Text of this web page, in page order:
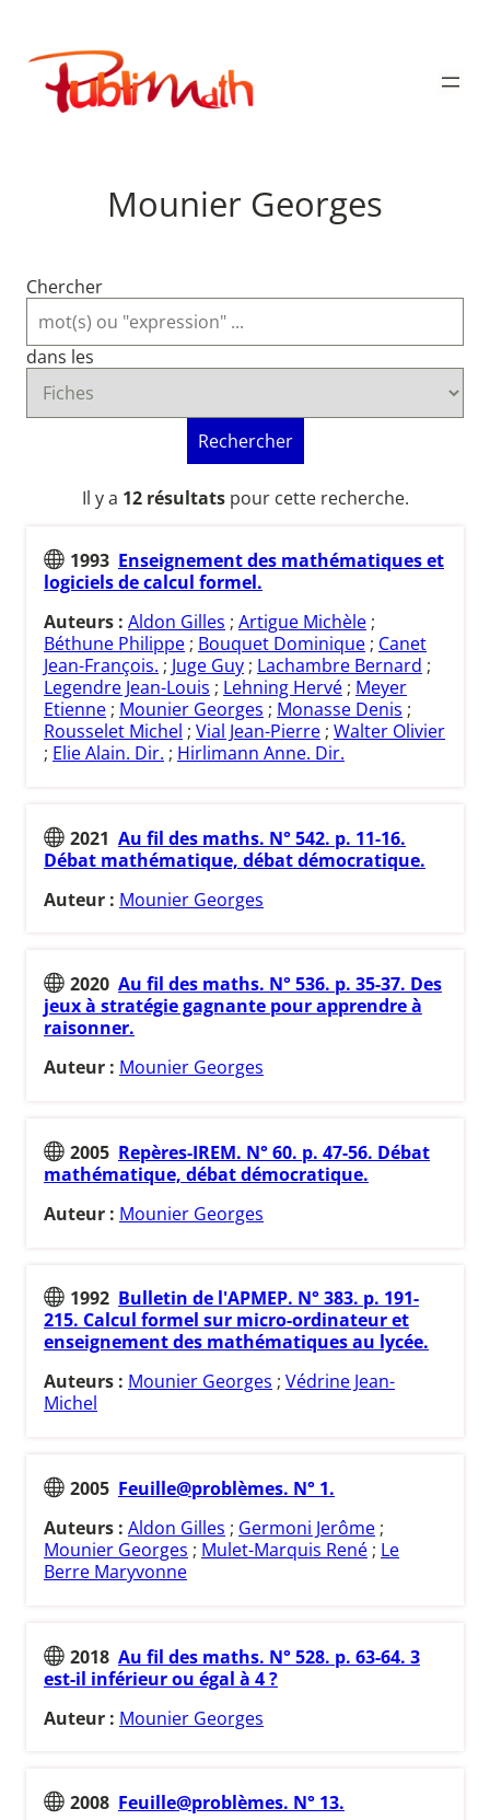
contenu
Publimath
Mounier Georges
Chercher
dans les
Rechercher
Il y a 12 résultatspour cette recherche.
1993 Enseignement des mathématiques et
logiciels de calcul formel.
Auteurs : Aldon Gilles ; Artigue Michèle ;
Béthune Philippe ; Bouquet Dominique ; Canet
Jean-François. ; Juge Guy ; Lachambre Bernard ;
Legendre Jean-Louis ; Lehning Hervé ; Meyer
Etienne ; Mounier Georges ; Monasse Denis ;
Rousselet Michel ; Vial Jean-Pierre ; Walter Olivier
; Elie Alain. Dir. ; Hirlimann Anne. Dir.
2021 Au fil des maths. N° 542. p. 11-16.
Débat mathématique, débat démocratique.
Auteur : Mounier Georges
2020 Au fil des maths. N° 536. p. 35-37. Des
jeux à stratégie gagnante pour apprendre à
raisonner.
Auteur : Mounier Georges
2005 Repères-IREM. N° 60. p. 47-56. Débat
mathématique, débat démocratique.
Auteur : Mounier Georges
1992 Bulletin de l'APMEP. N° 383. p. 191-
215. Calcul formel sur micro-ordinateur et
enseignement des mathématiques au lycée.
Auteurs : Mounier Georges ; Védrine Jean-
Michel
2005 Feuille@problèmes. N° 1.
Auteurs : Aldon Gilles ; Germoni Jerôme ;
Mounier Georges ; Mulet-Marquis René ; Le
Berre Maryvonne
2018 Au fil des maths. N° 528. p. 63-64. 3
est-il inférieur ou égal à 4 ?
Auteur : Mounier Georges
2008 Feuille@problèmes. N° 13.